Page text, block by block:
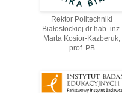
Rektor Politechniki
Białostockiej dr hab. inż.
Marta Kosior-Kazberuk,
prof. PВ